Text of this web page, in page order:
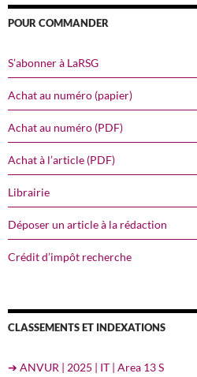
POUR COMMANDER
S’abonner à LaRSG
Achat au numéro (papier)
Achat au numéro (PDF)
Achat à l’article (PDF)
Librairie
Déposer un article à la rédaction
Crédit d’impôt recherche
CLASSEMENTS ET INDEXATIONS
➔ ANVUR | 2025 | IT | Area 13 S